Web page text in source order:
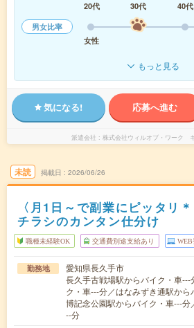
20代
30代 40代
男女比率
女性
もっと見る
気になる! 応募へ進む
派遣会社 株式会社ウィルオブ・ワーク
未読 掲載日 2026/06/26
〈月1日～で副業にピッタリ
チラシのカンタン仕分け
職種未経験OK 交通費別途支給あり WEB
勤務地
愛知県長久手市
長久手古戦場駅からバイク・車---
ク・車---分／はなみずき通駅か
博記念公園駅からバイク・車---
--分